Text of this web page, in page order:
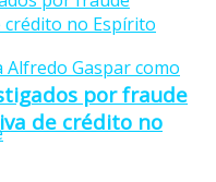
por fraude
de crédito no